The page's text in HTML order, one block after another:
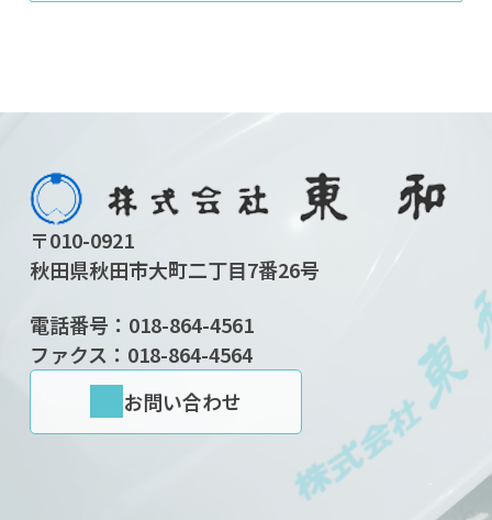
〒010-0921
秋田県秋田市大町二丁目7番26号
電話番号： 018-864-4561
ファクス：018-864-4564
お問い合わせ